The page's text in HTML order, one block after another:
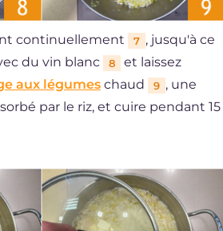
continuellement 7 , jusqu'à ce
du vin blanc
8
et laissez
aux légumes chaud 9 , une
par le riz, et cuire pendant 15